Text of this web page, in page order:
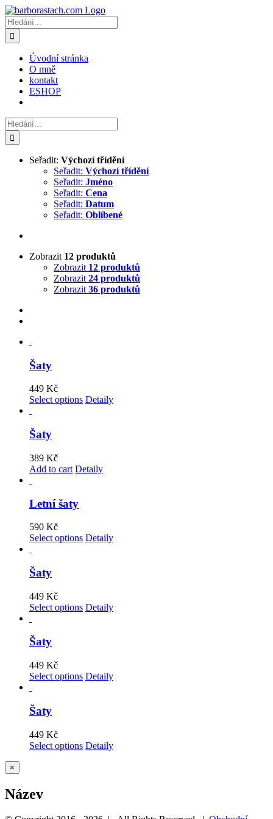
Přeskočit
na
obsah
Hledat:
Úvodní stránka
O mně
kontakt
ESHOP
Hledat:
Seřadit: Výchozí třídění
Seřadit: Výchozí třídění
Seřadit: Jméno
Seřadit: Cena
Seřadit: Datum
Seřadit: Oblíbené
Zobrazit 12 produktů
Zobrazit 12 produktů
Zobrazit 24 produktů
Zobrazit 36 produktů
Šaty
449 Kč
Select options Detaily
Šaty
389 Kč
Add to cart Detaily
Letní šaty
590 Kč
Select options Detaily
Šaty
449 Kč
Select options Detaily
Šaty
449 Kč
Select options Detaily
Šaty
449 Kč
Select options Detaily
Zavřít
Rychlé
produktu
×
Název